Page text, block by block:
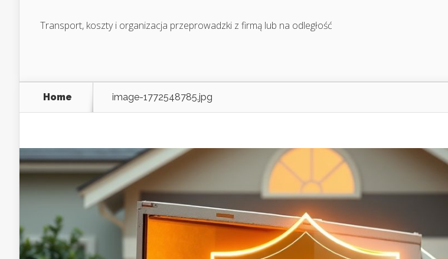
Transport, koszty i organizacja przeprowadzki z firmą lub na odległość
Home image-1772548785.jpg